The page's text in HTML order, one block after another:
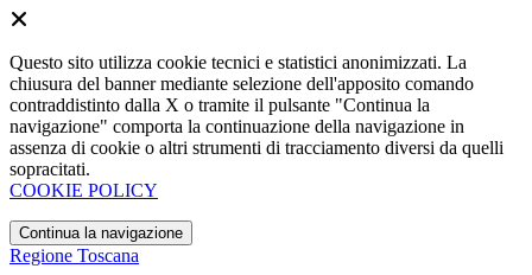
Questo sito utilizza cookie tecnici e statistici anonimizzati. La
chiusura del banner mediante selezione dell'apposito comando
contraddistinto dalla X o tramite il pulsante "Continua la
navigazione" comporta la continuazione della navigazione in
assenza di cookie o altri strumenti di tracciamento diversi da quelli
sopracitati.
COOKIE POLICY
Continua la navigazione
Regione Toscana